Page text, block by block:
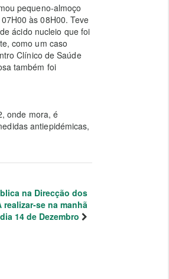
pequeno-almoço
às 08H00. Teve
ácido nucleio que foi
como um caso
Clínico de Saúde
também foi
onde mora, é
antiepidémicas,
na Direcção dos
se na manhã
14 de Dezembro